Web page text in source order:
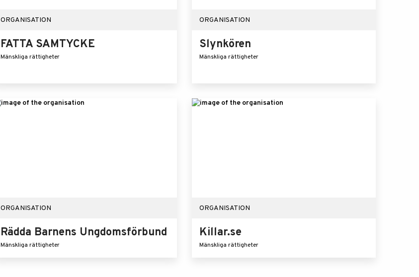
ORGANISATION
FATTA SAMTYCKE
Mänskliga rättigheter
ORGANISATION
Slynkören
Mänskliga rättigheter
ORGANISATION
Rädda Barnens Ungdomsförbund
Mänskliga rättigheter
ORGANISATION
Killar.se
Mänskliga rättigheter